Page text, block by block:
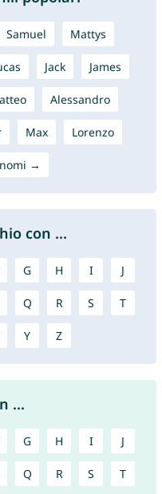
Samuel Mattys
Jack James
Alessandro
Max Lorenzo
→
con ...
G H I J
Q R S T
Y Z
...
G H I J
Q R S T